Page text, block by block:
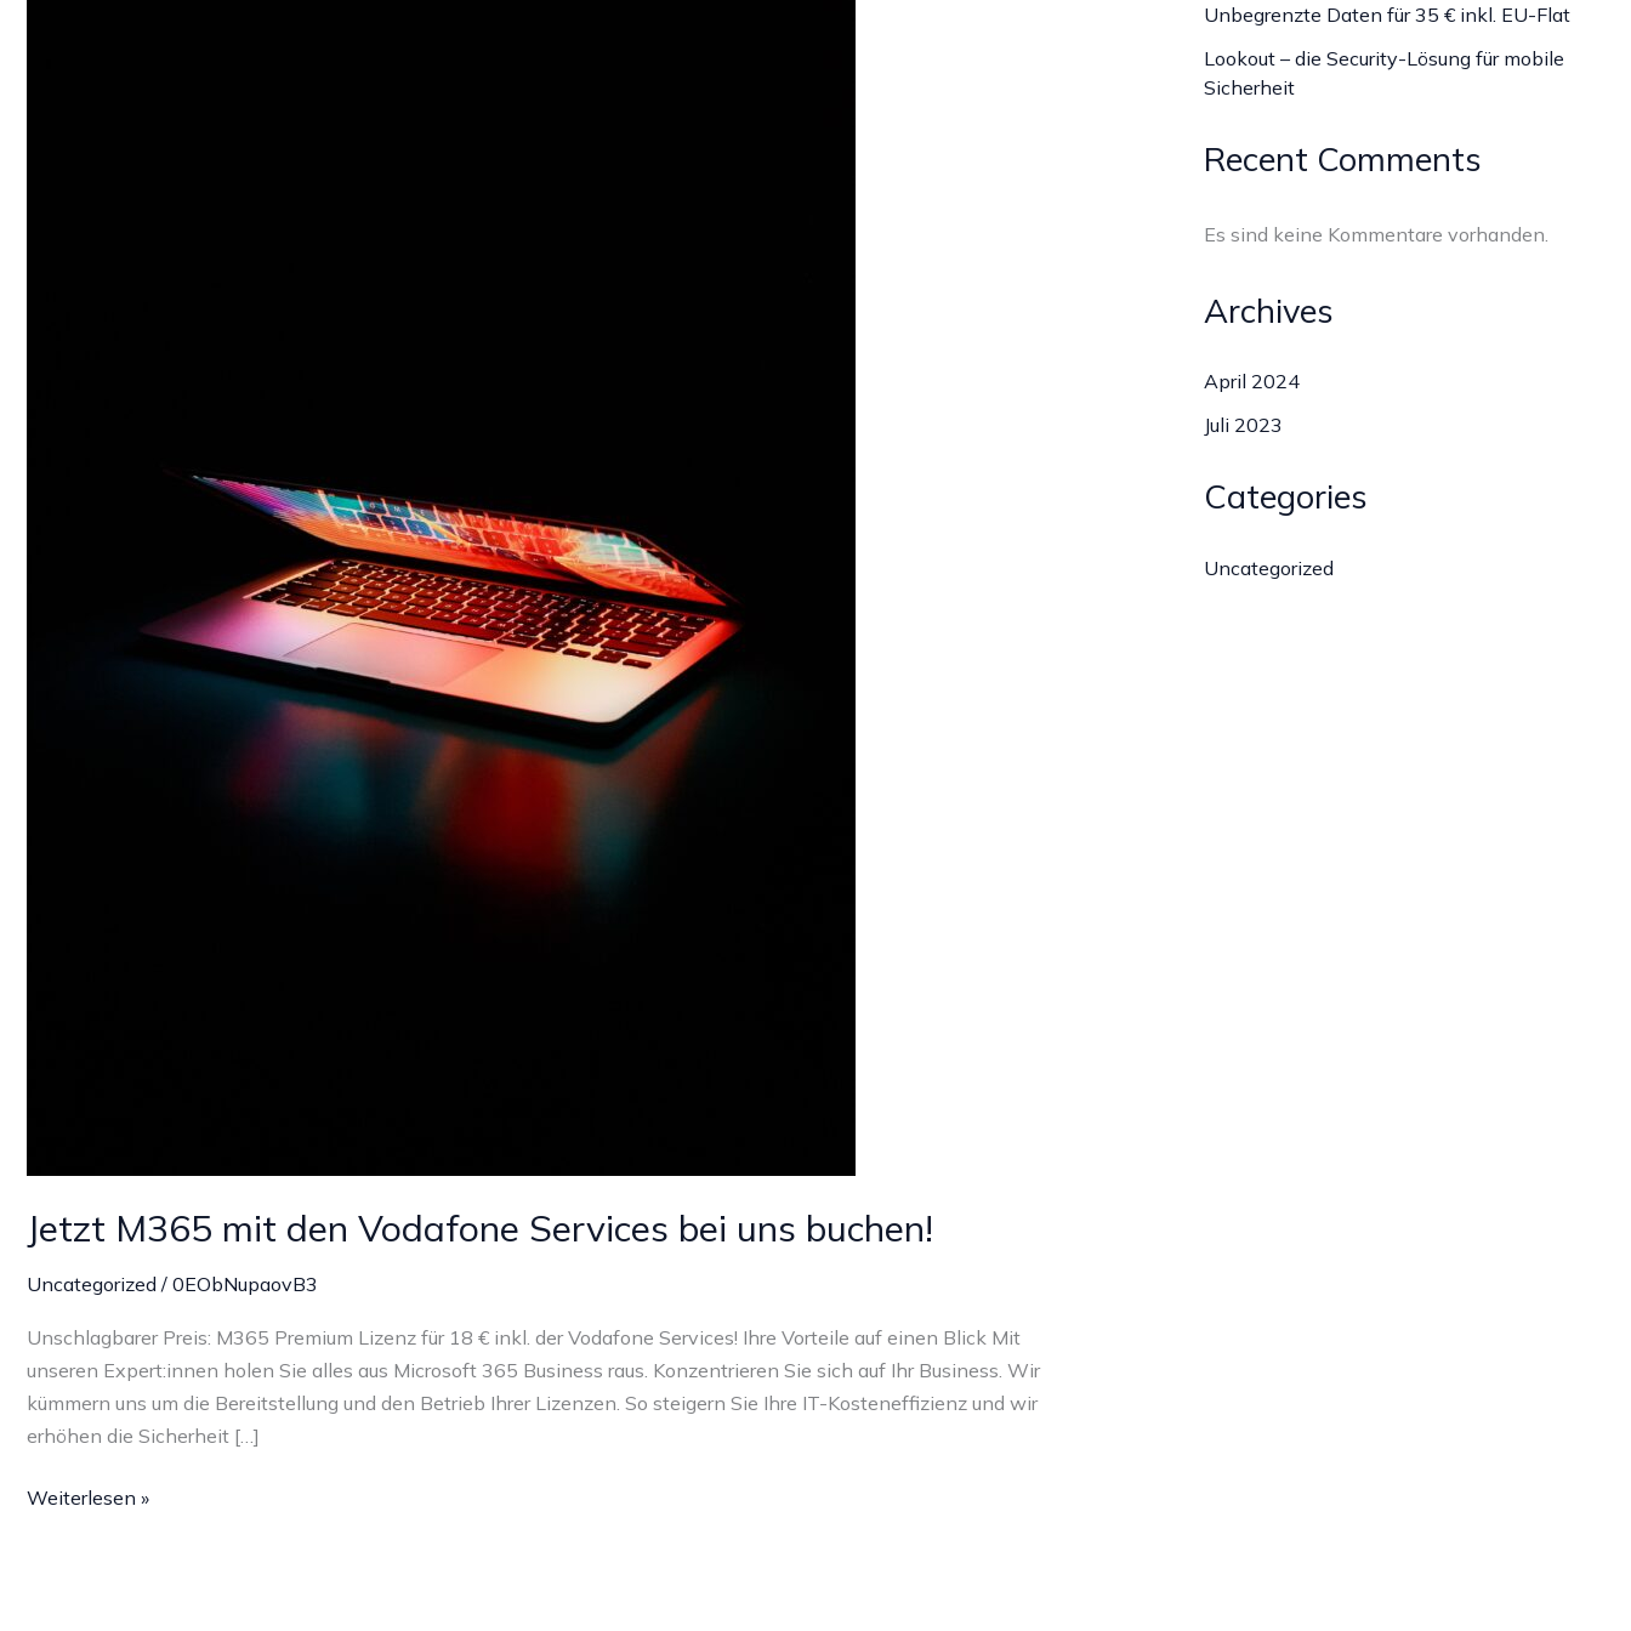
Jetzt M365 mit den Vodafone Services bei uns buchen!
Uncategorized / 0EObNupaovB3
Unschlagbarer Preis: M365 Premium Lizenz für 18 € inkl. der Vodafone Services! Ihre Vorteile auf einen Blick Mit
unseren Expert:innen holen Sie alles aus Microsoft 365 Business raus. Konzentrieren Sie sich auf Ihr Business. Wir
kümmern uns um die Bereitstellung und den Betrieb Ihrer Lizenzen. So steigern Sie Ihre IT-Kosteneffizienz und wir
erhöhen die Sicherheit […]
Jetzt
Weiterlesen »
Unbegrenzte Daten für 35 € inkl. EU-Flat
Lookout – die Security-Lösung für mobile
Sicherheit
Recent Comments
Es sind keine Kommentare vorhanden.
Archives
April 2024
Juli 2023
Categories
Uncategorized